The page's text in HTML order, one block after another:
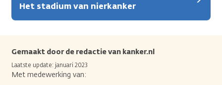
Het stadium van nierkanker
Gemaakt door de redactie van kanker.nl
Laatste update: januari 2023
Met medewerking van: